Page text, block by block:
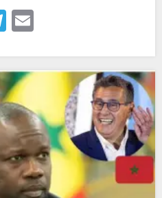
Telegram